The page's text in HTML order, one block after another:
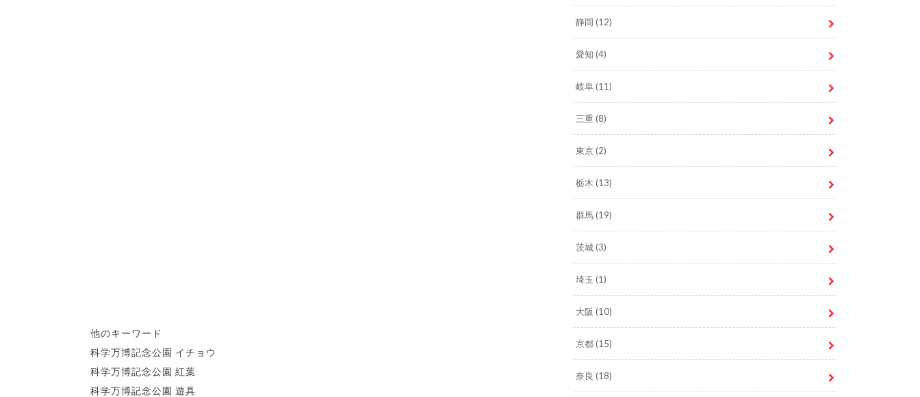
他のキーワード
科学万博記念公園 イチョウ
科学万博記念公園 紅葉
科学万博記念公園 遊具
静岡 (12)
愛知 (4)
岐阜(11)
三重 (8)
東京(2)
栃木 (13)
群馬(19)
茨城(3)
埼玉 (1)
大阪 (10)
京都(15)
奈良 (18)